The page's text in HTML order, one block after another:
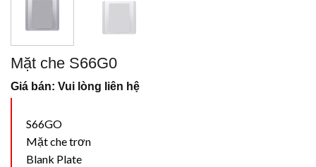
Mặt che S66G0
Giá bán: Vui lòng liên hệ
S66GO
Mặt che trơn
Blank Plate